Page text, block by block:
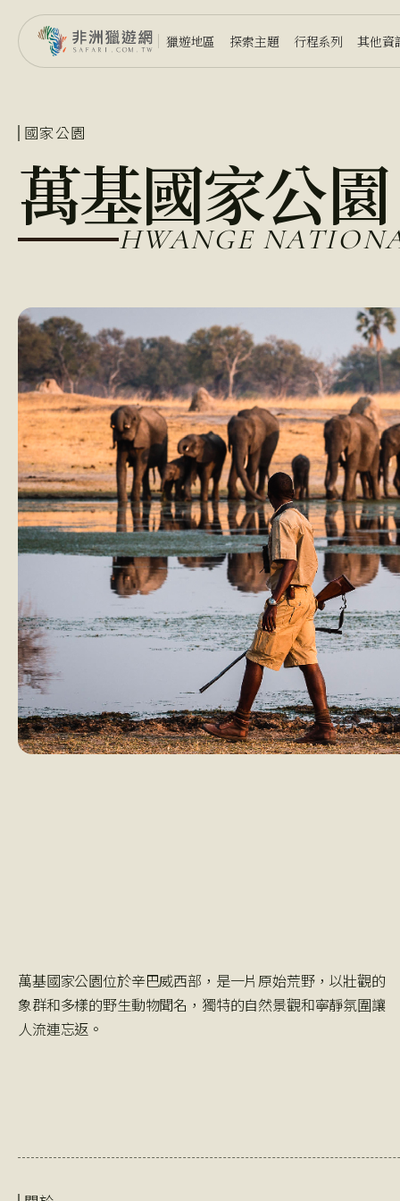
獵遊地區 探索主題 行程系列 其他資
國家公園
萬基國家公園
HWANGE
萬基國家公園位於辛巴威西部，是一片原始荒野，以壯觀的
象群和多樣的野生動物聞名，獨特的自然景觀和寧靜氛圍讓
人流連忘返。